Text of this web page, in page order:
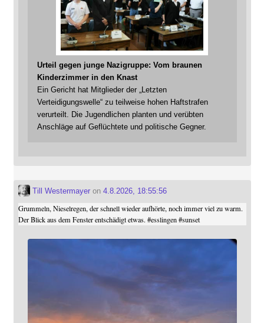
Urteil gegen junge Nazigruppe: Vom braunen
Kinderzimmer in den Knast
Ein Gericht hat Mitglieder der „Letzten
Verteidigungswelle“ zu teilweise hohen Haftstrafen
verurteilt. Die Jugendlichen planten und verübten
Anschläge auf Geflüchtete und politische Gegner.
Till Westermayeron 4.8.2026, 18:55:56
Grummeln, Nieselregen, der schnell wieder aufhörte, noch immer viel zu warm.
Der Blick aus dem Fenster entschädigt etwas.#esslingen #sunset